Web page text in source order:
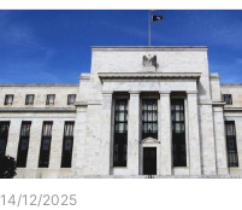
14/12/2025